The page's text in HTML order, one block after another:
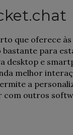
que oferece
para
desktop e
melhor
a
com outros